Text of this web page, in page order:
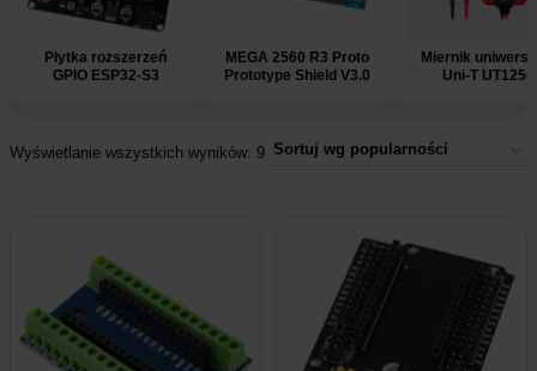
Płytka rozszerzeń
GPIO ESP32-S3
MEGA 2560 R3 Proto
Prototype Shield V3.0
Miernik
Uni-T UT125C
Wyświetlanie wszystkich wyników: 9